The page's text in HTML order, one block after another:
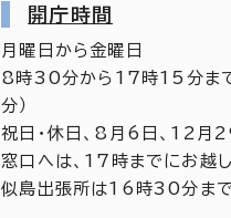
開庁時間
月曜日から金曜日
8時30分から17時15分ま
分）
祝日・休日、8月6日、12月
窓口へは、17時までにお越し
似島出張所は16時30分まで